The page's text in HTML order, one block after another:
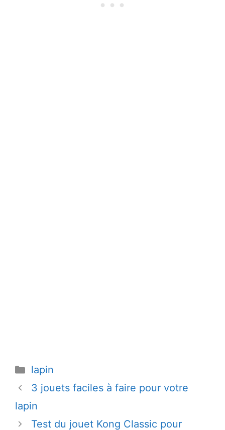
Catégories
lapin
3 jouets faciles à faire pour votre
lapin
Test du jouet Kong Classic pour